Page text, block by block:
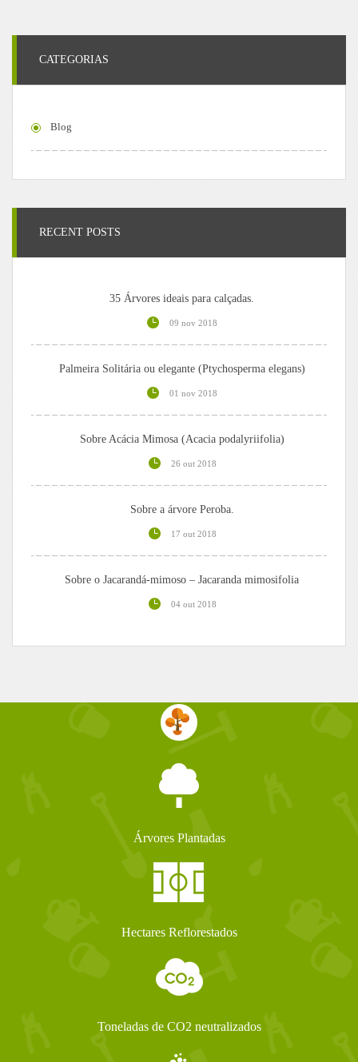
CATEGORIAS
Blog
RECENT POSTS
35 Árvores ideais para calçadas.
09 nov 2018
Palmeira Solitária ou elegante (Ptychosperma elegans)
01 nov 2018
Sobre Acácia Mimosa (Acacia podalyriifolia)
26 out 2018
Sobre a árvore Peroba.
17 out 2018
Sobre o Jacarandá-mimoso – Jacaranda mimosifolia
04 out 2018
Árvores Plantadas
Hectares Reflorestados
Toneladas de CO2 neutralizados